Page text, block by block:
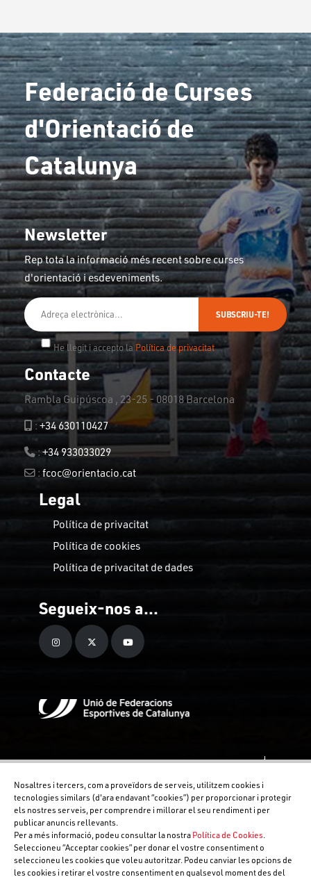
Federació de Curses
d'Orientació de
Catalunya
Newsletter
Rep tota la informació més recent sobre curses
d'orientació i esdeveniments.
SUBSCRIU-TE!
He llegit i accepto la Política de privacitat
Contacte
Rambla Guipúscoa , 23-25 - 08018 Barcelona
:+34 630110427
:+34 933033029
: fcoc@orientacio.cat
Legal
Política de privacitat
Política de cookies
Política de privacitat de dades
Segueix-nos a...
Nosaltres i tercers, com a proveïdors de serveis, utilitzem cookies i
tecnologies similars (d'ara endavant “cookies”) per proporcionar i protegir
els nostres serveis, per comprendre i millorar el seu rendiment i per
publicar anuncis rellevants.
Per a més informació, podeu consultar la nostra Política de Cookies.
Seleccioneu “Acceptar cookies” per donar el vostre consentiment o
seleccioneu les cookies que voleu autoritzar. Podeu canviar les opcions de
les cookies i retirar el vostre consentiment en qualsevol moment des del